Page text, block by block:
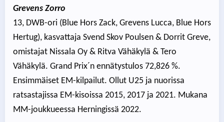
Grevens Zorro
13, DWB-ori (Blue Hors Zack, Grevens Lucca, Blue Hors
Hertug), kasvattaja Svend Skov Poulsen & Dorrit Greve,
omistajat Nissala Oy & Ritva Vähäkylä & Tero
Vähäkylä. Grand Prix´n ennätystulos 72,826 %.
Ensimmäiset EM-kilpailut. Ollut U25 ja nuorissa
ratsastajissa EM-kisoissa 2015, 2017 ja 2021. Mukana
MM-joukkueessa Herningissä 2022.